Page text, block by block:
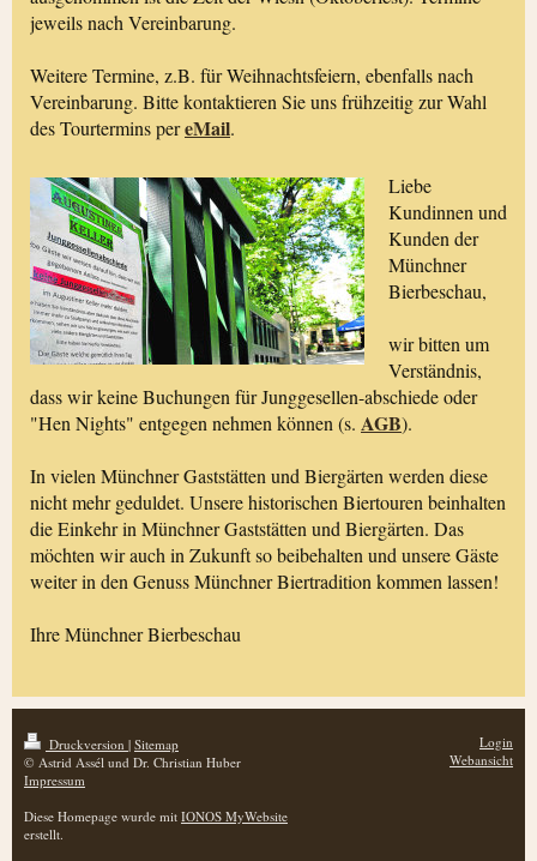
jeweils nach Vereinbarung.
Weitere Termine, z.B. für Weihnachtsfeiern, ebenfalls nach
Vereinbarung. Bitte kontaktieren Sie uns frühzeitig zur Wahl
des Tourtermins pereMail.
Liebe
Kundinnen und
Kunden der
Münchner
Bierbeschau,
wir bitten um
Verständnis,
dass wir keine Buchungen für Junggesellen-abschiede oder
"Hen Nights" entgegen nehmen können (s. AGB).
In vielen Münchner Gaststätten und Biergärten werden diese
nicht mehr geduldet. Unsere historischen Biertouren beinhalten
die Einkehr in Münchner Gaststätten und Biergärten. Das
möchten wir auch in Zukunft so beibehalten und unsere Gäste
weiter in den Genuss Münchner Biertradition kommen lassen!
Ihre Münchner Bierbeschau
Druckversion | Sitemap
© Astrid Assél und Dr. Christian Huber
Impressum
Diese Homepage wurde mit IONOS MyWebsite
erstellt.
Login
Webansicht